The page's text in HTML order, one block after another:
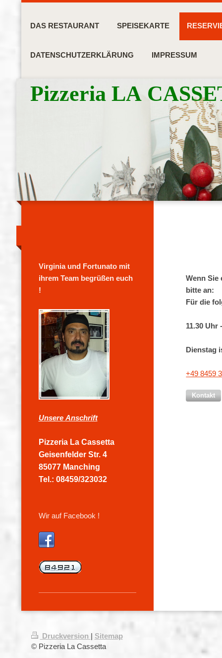
DAS RESTAURANT SPEISEKARTE
DATENSCHUTZERKLÄRUNG IMPRESSUM
Pizzeria LA
Wenn Sie
bitte an:
Für die
11.30 Uhr
Dienstag
+49 8459
Kontakt
Virginia und Fortunato mit
ihrem Team begrüßen euch
!
Unsere Anschrift
Pizzeria La Cassetta
Geisenfelder Str. 4
85077 Manching
Tel.: 08459/323032
Wir auf Facebook !
Druckversion | Sitemap
© Pizzeria La Cassetta